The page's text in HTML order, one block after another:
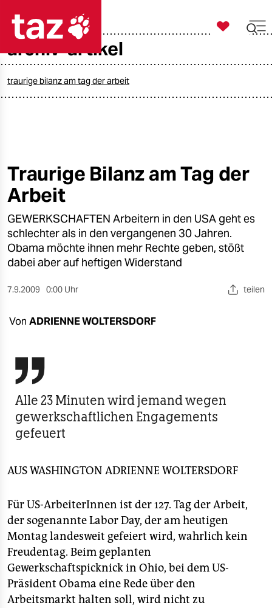
taz zahl ich
öko
gesellschaft
kultur
sport
wahrheit
verlag
verlag
veranstaltungen
shop
unterstützen
abo
genossenschaft
epaper login

taz zahl ich
archiv-artikel
traurige bilanz am tag der arbeit
Traurige Bilanz am Tag der
Arbeit
GEWERKSCHAFTEN Arbeitern in den USA geht es
schlechter als in den vergangenen 30 Jahren.
Obama möchte ihnen mehr Rechte geben, stößt
dabei aber auf heftigen Widerstand
7.9.2009 0:00 Uhr teilen
Von ADRIENNE WOLTERSDORF

Alle 23 Minuten wird jemand wegen
gewerkschaftlichen Engagements
gefeuert
AUS WASHINGTON ADRIENNE WOLTERSDORF
Für US-ArbeiterInnen ist der 127. Tag der Arbeit,
der sogenannte Labor Day, der am heutigen
Montag landesweit gefeiert wird, wahrlich kein
Freudentag. Beim geplanten
Gewerkschaftspicknick in Ohio, bei dem US-
Präsident Obama eine Rede über den
Arbeitsmarkt halten soll, wird nicht zu